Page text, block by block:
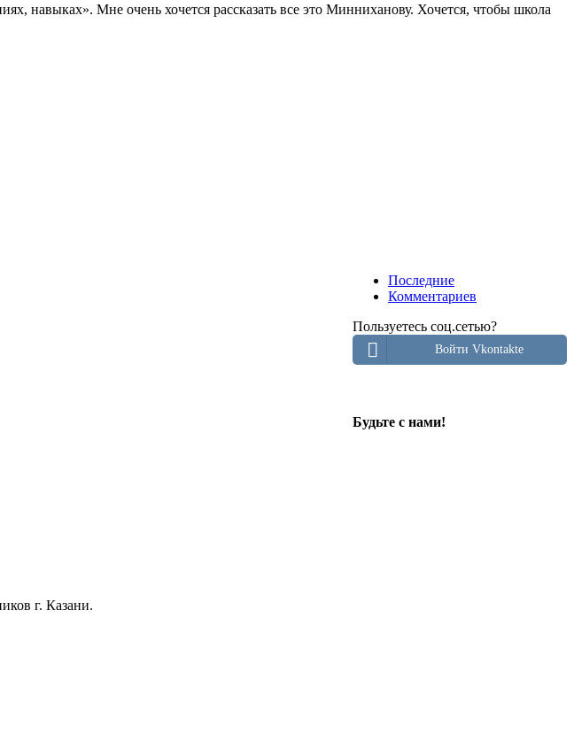
навыках». Мне очень хочется рассказать все это Минниханову. Хочется, чтобы школа
Последние
Комментариев
Пользуетесь соц.сетью?
Войти Vkontakte
Будьте с нами!
г. Казани.